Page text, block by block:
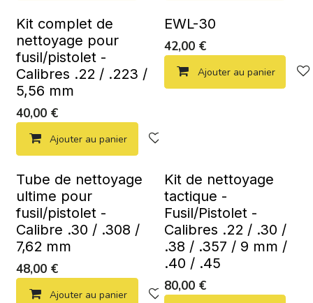
Kit complet de
nettoyage pour
fusil/pistolet -
Calibres .22 / .223 /
5,56 mm
40,00 €
Ajouter au panier
EWL-30
42,00€
Ajouter au panier
Tube de nettoyage
ultime pour
fusil/pistolet -
Calibre .30 / .308 /
7,62 mm
48,00 €
Ajouter au panier Ajouter à la liste de souhaits
Kit de nettoyage
tactique -
Fusil/Pistolet -
Calibres .22 / .30 /
.38 / .357 / 9 mm /
.40 / .45
80,00€